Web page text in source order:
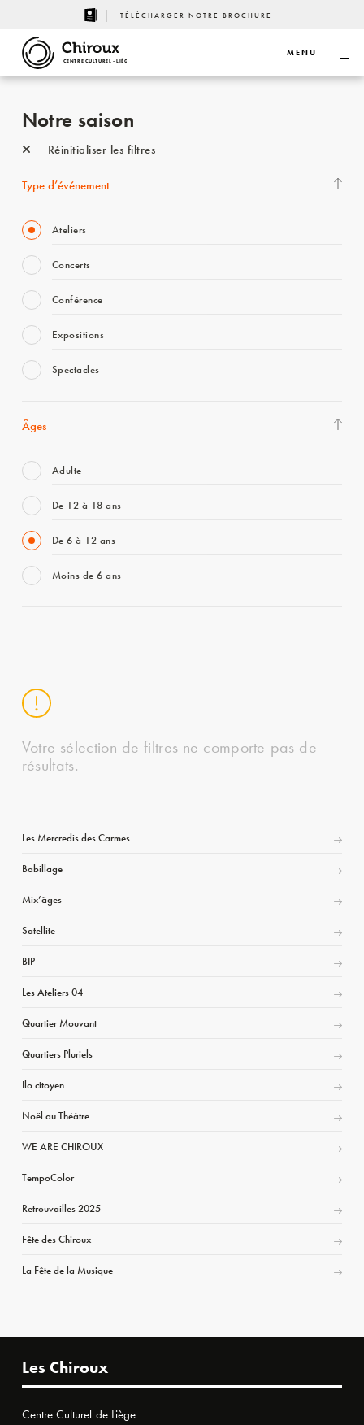
TÉLÉCHARGER NOTRE BROCHURE
CENTRE CULTUREL - LIÈGE
MENU
Notre saison
Réinitialiser les filtres
Type d’événement
Ateliers
Concerts
Conférence
Expositions
Spectacles
Âges
Adulte
De 12 à 18 ans
De 6 à 12 ans
Moins de 6 ans
Votre sélection de filtres ne comporte pas de
résultats.
Les Mercredis des Carmes
Babillage
Mix’âges
Satellite
BIP
Les Ateliers 04
Quartier Mouvant
Quartiers Pluriels
Ilo citoyen
Noël au Théâtre
WE ARE CHIROUX
TempoColor
Retrouvailles 2025
Fête des Chiroux
La Fête de la Musique
Les Chiroux
Centre Culturel de Liège